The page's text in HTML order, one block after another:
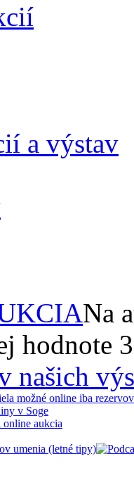
a výstav
Na
hodnote
našich
umenia (letné tipy)